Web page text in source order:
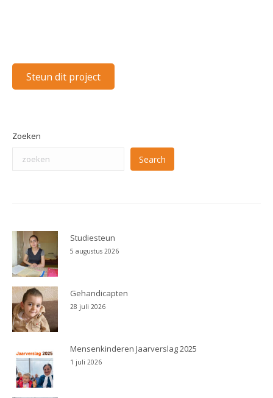
Steun dit project
Zoeken
Search
Studiesteun
5 augustus 2026
Gehandicapten
28 juli 2026
Mensenkinderen Jaarverslag 2025
1 juli 2026